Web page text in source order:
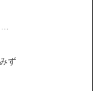
…
ず